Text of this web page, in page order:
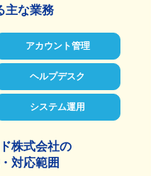
主な業務
アカウント管理
ヘルプデスク
システム運用
株式会社の
対応範囲